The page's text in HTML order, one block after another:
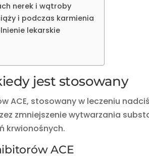
nerek i wątroby
i podczas karmienia
lekarskie
jest stosowany
ACE, stosowany w leczeniu
zmniejszenie wytwarzania
krwionośnych.
ACE